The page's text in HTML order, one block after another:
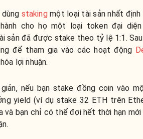
stakingmột loại tài sản nhất định
cho họ một loại token đại diện
sản đã được stake theo tỷ lệ 1:1.
để tham gia vào các hoạt động
lợi nhuận.
nếu bạn stake đồng coin vào
yield (ví dụ stake 32 ETH trên
và bạn chỉ có thể đợi hết thời hạn